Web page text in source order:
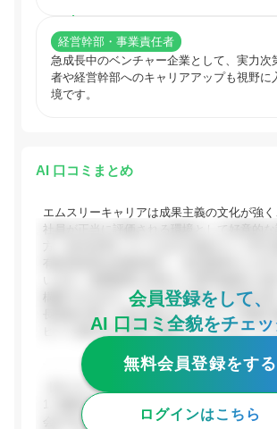
経営幹部・事業責任者
急成長中のベンチャー企業として、実力次
者や経営幹部へのキャリアアップも視野に
境です。
AI 口コミまとめ
エムスリーキャリアは成果主義の文化が強
社員が正当に評価される環境として好意的な
構築できる点で、やりがいを感じる社員が多
長意欲の高い人材が集まるベンチャー気質の
ピード感のある環境で働きたい人に向いてい
【ポジティブな評価】
1. 成果主義・裁量の大きさ：実績に応じて発
会が与えられ、自ら手を挙げれば挑戦できる
会員登録をして、
AI 口コミ全貌をチェッ
無料会員登録をする
ログインはこちら